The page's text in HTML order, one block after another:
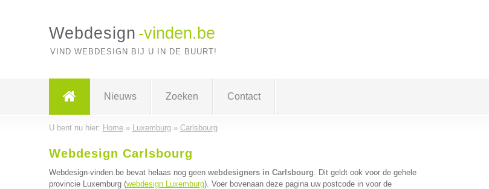
Webdesign -vinden.be
VIND WEBDESIGN BIJ U IN DE BUURT!
Nieuws Zoeken Contact
U bent nu hier: Home» Luxemburg» Carlsbourg
Webdesign Carlsbourg
Webdesign-vinden.be bevat helaas nog geen webdesigners in Carlsbourg. Dit geldt ook voor de gehele
provincie Luxemburg (webdesign Luxemburg). Voer bovenaan deze pagina uw postcode in voor de